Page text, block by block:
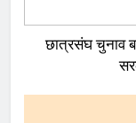
छात्रसंघ चुनाव